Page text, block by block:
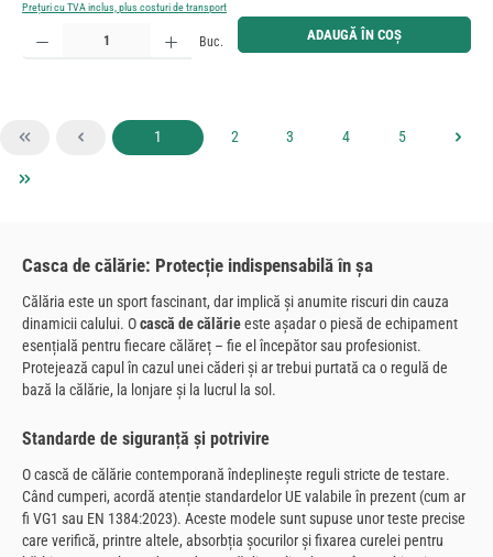
Prețuri cu TVA inclus, plus costuri de transport
Cantitate produs: Introduceți cantitatea dorită sau utilizați butoanele pentru a mări sau micșora
Buc. ADAUGĂ ÎN COȘ
Pagina
1 Pagina
2 Pagina
3 Pagina
4 Pagina
5
Casca de călărie: Protecție indispensabilă în șa
Călăria este un sport fascinant, dar implică și anumite riscuri din cauza
dinamicii calului. Ocască de călărieeste așadar o piesă de echipament
esențială pentru fiecare călăreț – fie el începător sau profesionist.
Protejează capul în cazul unei căderi și ar trebui purtată ca o regulă de
bază la călărie, la lonjare și la lucrul la sol.
Standarde de siguranță și potrivire
O cască de călărie contemporană îndeplinește reguli stricte de testare.
Când cumperi, acordă atenție standardelor UE valabile în prezent (cum ar
fi VG1 sau EN 1384:2023). Aceste modele sunt supuse unor teste precise
care verifică, printre altele, absorbția șocurilor și fixarea curelei pentru